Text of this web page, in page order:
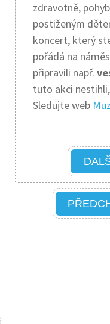
zdravotně,
postiženým
koncert, který
pořádá na
připravili např.
tuto akci
Sledujte web